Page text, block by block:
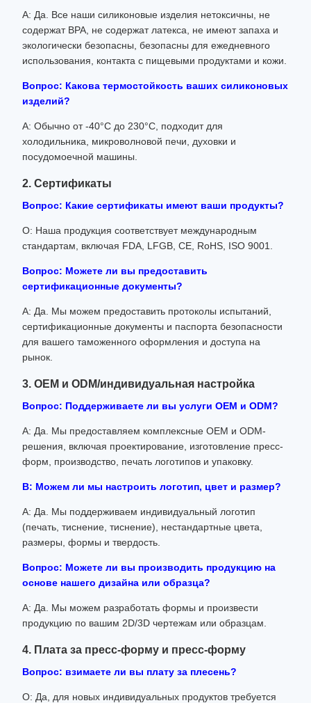
А: Да. Все наши силиконовые изделия нетоксичны, не
содержат BPA, не содержат латекса, не имеют запаха и
экологически безопасны, безопасны для ежедневного
использования, контакта с пищевыми продуктами и кожи.
Вопрос: Какова термостойкость ваших силиконовых
изделий?
A: Обычно от -40°C до 230°C, подходит для
холодильника, микроволновой печи, духовки и
посудомоечной машины.
2. Сертификаты
Вопрос: Какие сертификаты имеют ваши продукты?
О: Наша продукция соответствует международным
стандартам, включая FDA, LFGB, CE, RoHS, ISO 9001.
Вопрос: Можете ли вы предоставить
сертификационные документы?
А: Да. Мы можем предоставить протоколы испытаний,
сертификационные документы и паспорта безопасности
для вашего таможенного оформления и доступа на
рынок.
3. OEM и ODM/индивидуальная настройка
Вопрос: Поддерживаете ли вы услуги OEM и ODM?
А: Да. Мы предоставляем комплексные OEM и ODM-
решения, включая проектирование, изготовление пресс-
форм, производство, печать логотипов и упаковку.
В: Можем ли мы настроить логотип, цвет и размер?
А: Да. Мы поддерживаем индивидуальный логотип
(печать, тиснение, тиснение), нестандартные цвета,
размеры, формы и твердость.
Вопрос: Можете ли вы производить продукцию на
основе нашего дизайна или образца?
А: Да. Мы можем разработать формы и произвести
продукцию по вашим 2D/3D чертежам или образцам.
4. Плата за пресс-форму и пресс-форму
Вопрос: взимаете ли вы плату за плесень?
О: Да, для новых индивидуальных продуктов требуется